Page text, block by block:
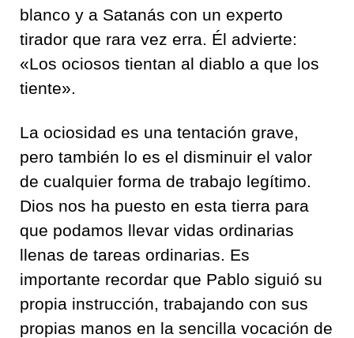
blanco y a Satanás con un experto
tirador que rara vez erra. Él advierte:
«Los ociosos tientan al diablo a que los
tiente».
La ociosidad es una tentación grave,
pero también lo es el disminuir el valor
de cualquier forma de trabajo legítimo.
Dios nos ha puesto en esta tierra para
que podamos llevar vidas ordinarias
llenas de tareas ordinarias. Es
importante recordar que Pablo siguió su
propia instrucción, trabajando con sus
propias manos en la sencilla vocación de